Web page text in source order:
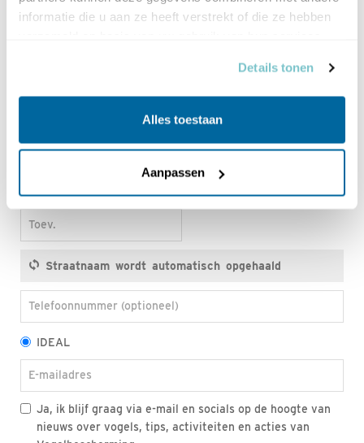
informatie die u aan ze heeft verstrekt of die ze hebben
Details tonen
Alles toestaan
Aanpassen
Voornaam
Postcode
Toev.
Telefoonnummer (optioneel)
IDEAL
E-mailadres
Ja, ik blijf graag via e-mail en socials op de hoogte van
nieuws over vogels, tips, activiteiten en acties van